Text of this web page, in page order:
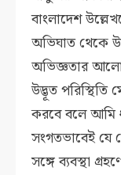
বাংলাদেশ
অভিঘাত থেকে
অভিজ্ঞতার
উদ্ভূত পরিস্থিতি
করবে বলে আমি
সংগতভাবেই যে
সঙ্গে ব্যবস্থা